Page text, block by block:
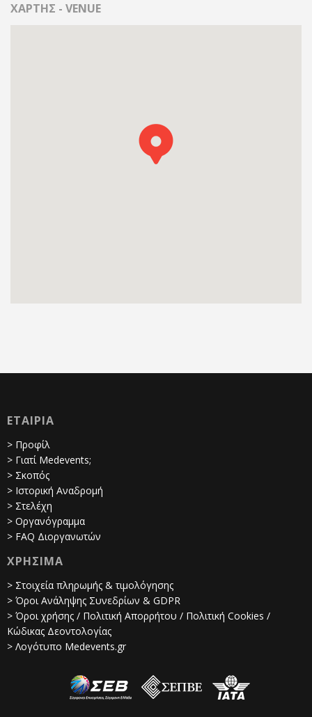
ΧΑΡΤΗΣ - VENUE
ΕΤΑΙΡΙΑ
> Προφίλ
> Γιατί Medevents;
> Σκοπός
> Ιστορική Αναδρομή
> Στελέχη
> Οργανόγραμμα
> FAQ Διοργανωτών
ΧΡΗΣΙΜΑ
> Στοιχεία πληρωμής & τιμολόγησης
> Όροι Ανάληψης Συνεδρίων & GDPR
> Όροι χρήσης / Πολιτική Απορρήτου / Πολιτική Cookies /
Κώδικας Δεοντολογίας
> Λογότυπο Medevents.gr